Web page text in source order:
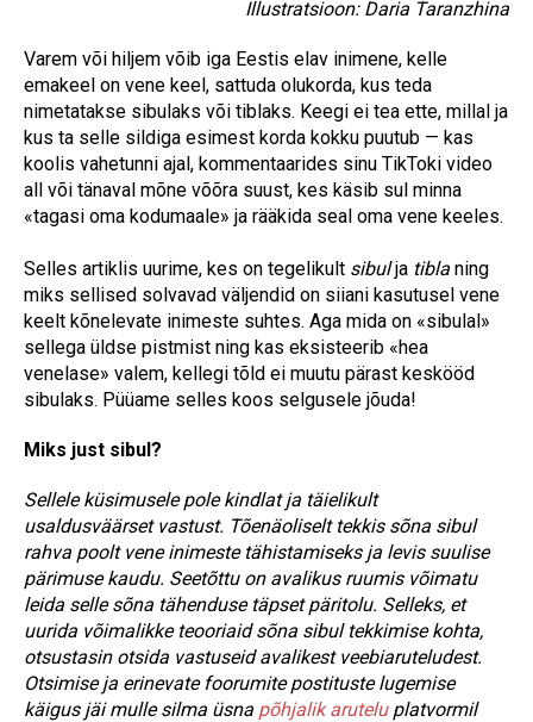
Illustratsioon: Daria Taranzhina
Varem või hiljem võib iga Eestis elav inimene, kelle
emakeel on vene keel, sattuda olukorda, kus teda
nimetatakse sibulaks või tiblaks. Keegi ei tea ette, millal ja
kus ta selle sildiga esimest korda kokku puutub — kas
koolis vahetunni ajal, kommentaarides sinu TikToki video
all või tänaval mõne võõra suust, kes käsib sul minna
«tagasi oma kodumaale» ja rääkida seal oma vene keeles.
Selles artiklis uurime, kes on tegelikult sibulja tibla ning
miks sellised solvavad väljendid on siiani kasutusel vene
keelt kõnelevate inimeste suhtes. Aga mida on «sibulal»
sellega üldse pistmist ning kas eksisteerib «hea
venelase» valem, kellegi tõld ei muutu pärast keskööd
sibulaks. Püüame selles koos selgusele jõuda!
Miks just sibul?
Sellele küsimusele pole kindlat ja täielikult
usaldusväärset vastust. Tõenäoliselt tekkis sõna sibul
rahva poolt vene inimeste tähistamiseks ja levis suulise
pärimuse kaudu. Seetõttu on avalikus ruumis võimatu
leida selle sõna tähenduse täpset päritolu. Selleks, et
uurida võimalikke teooriaid sõna sibul tekkimise kohta,
otsustasin otsida vastuseid avalikest veebiaruteludest.
Otsimise ja erinevate foorumite postituste lugemise
käigus jäi mulle silma üsna põhjalik aruteluplatvormil